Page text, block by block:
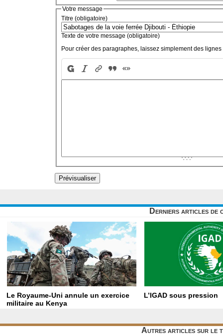
Votre message
Titre (obligatoire)
Texte de votre message (obligatoire)
Pour créer des paragraphes, laissez simplement des lignes
Derniers articles de
Le Royaume-Uni annule un exercice
militaire au Kenya
L’IGAD sous pression
Autres articles sur le